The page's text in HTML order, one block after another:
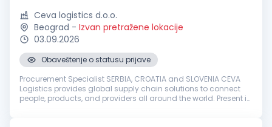
Ceva logistics d.o.o.
Beograd - Izvan pretražene lokacije
03.09.2026
Obaveštenje o statusu prijave
Procurement Specialist SERBIA, CROATIA and SLOVENIA CEVA
Logistics provides global supply chain solutions to connect
people, products, and providers all around the world. Present in